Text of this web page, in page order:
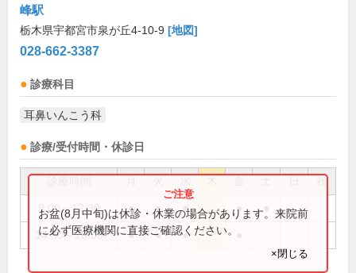
峰駅
栃木県宇都宮市泉が丘4-10-9 [地図]
028-662-3387
診療科目
耳鼻いんこう科
診療/受付時間・休診日
祝
9:00～12:30 ● ● ● ●
14:30～18:00 ● ● ●
お盆(8月中旬)は休診・休業の場合があります。来院前
に必ず医療機関に直接ご確認ください。
×閉じる